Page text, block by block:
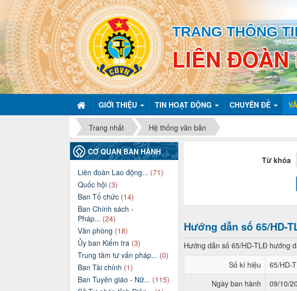
TRANG THÔNG
LIÊN ĐOÀN
GIỚI THIỆU TIN HOẠT ĐỘNG CHUYÊN ĐỀ
Trang nhất Hệ thống văn bản
Từ khóa
Hướng dẫn số 65/HD-
Hướng dẫn số 65/HD-TLĐ hướng
Số kí hiệu
65/HD-
Ngày ban hành
09/10/
CƠ QUAN BAN HÀNH
Liên đoàn Lao động... (71)
Quốc hội (3)
Ban Tổ chức (14)
Ban Chính sách -
Pháp... (24)
Văn phòng (18)
Ủy ban Kiểm tra (3)
Trung tâm tư vấn pháp... (0)
Ban Tài chính (1)
Ban Tuyên giáo - Nữ... (115)